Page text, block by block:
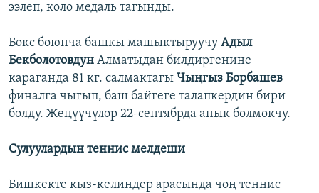
ээлеп, коло медаль тагынды.
Бокс боюнча башкы машыктыруучу Адыл
Бекболотовдун Алматыдан билдиргенине
караганда 81 кг. салмактагы Чыңгыз Борбашев
финалга чыгып, баш байгеге талапкердин бири
болду. Жеңүүчүлөр 22-сентябрда анык болмокчу.
Сулуулардын теннис мелдеши
Бишкекте кыз-келиндер арасында чоң теннис